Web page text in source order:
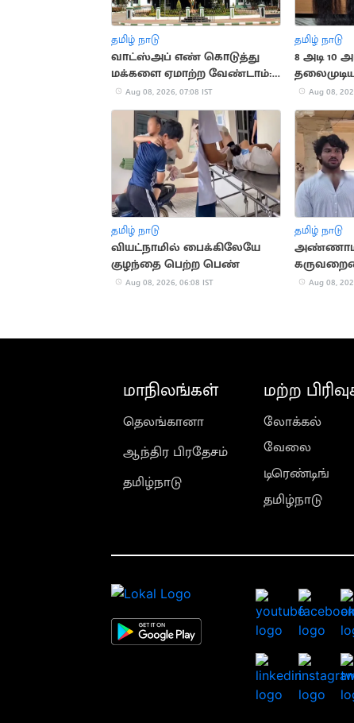
தமிழ் நாடு
வாட்ஸ்அப் எண் கொடுத்து
மக்களை ஏமாற்ற வேண்டாம்:
உயர்நீதிமன்றம் கண்டனம்
Aug 08, 2026, 07:08 IST
தமிழ் நாடு
8 அடி 10
கின்னஸ்
Aug 08,
தமிழ் நாடு
வியட்நாமில் பைக்கிலேயே
குழந்தை பெற்ற பெண்
Aug 08, 2026, 06:08 IST
தமிழ் நாடு
Aug 08,
மாநிலங்கள்
தெலங்கானா
ஆந்திர பிரதேசம்
தமிழ்நாடு
மற்ற
லோக்கல்
வேலை
டிரெண்டிங்
தமிழ்நாடு